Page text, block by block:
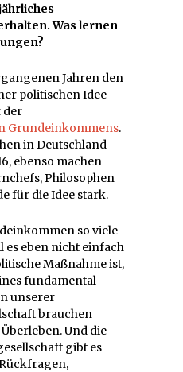
Was lernen
Jahren den
politischen Idee
der
Grundeinkommens.
in Deutschland
ebenso machen
Philosophen
für die Idee stark.
so viele
es eben nicht einfach
Maßnahme ist,
fundamental
unserer
brauchen
Und die
gibt es